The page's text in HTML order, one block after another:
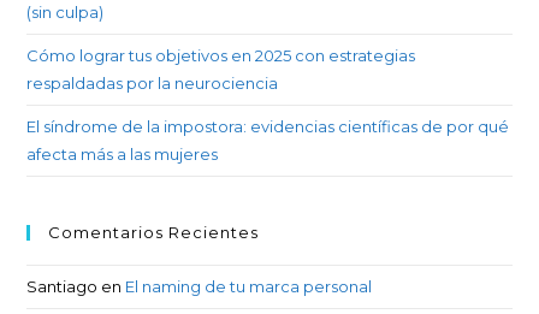
(sin culpa)
Cómo lograr tus objetivos en 2025 con estrategias
respaldadas por la neurociencia
El síndrome de la impostora: evidencias científicas de por qué
afecta más a las mujeres
Comentarios Recientes
Santiago en El naming de tu marca personal